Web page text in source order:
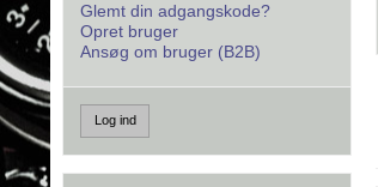
Glemt din adgangskode?
Opret bruger
Ansøg om bruger (B2B)
Log ind